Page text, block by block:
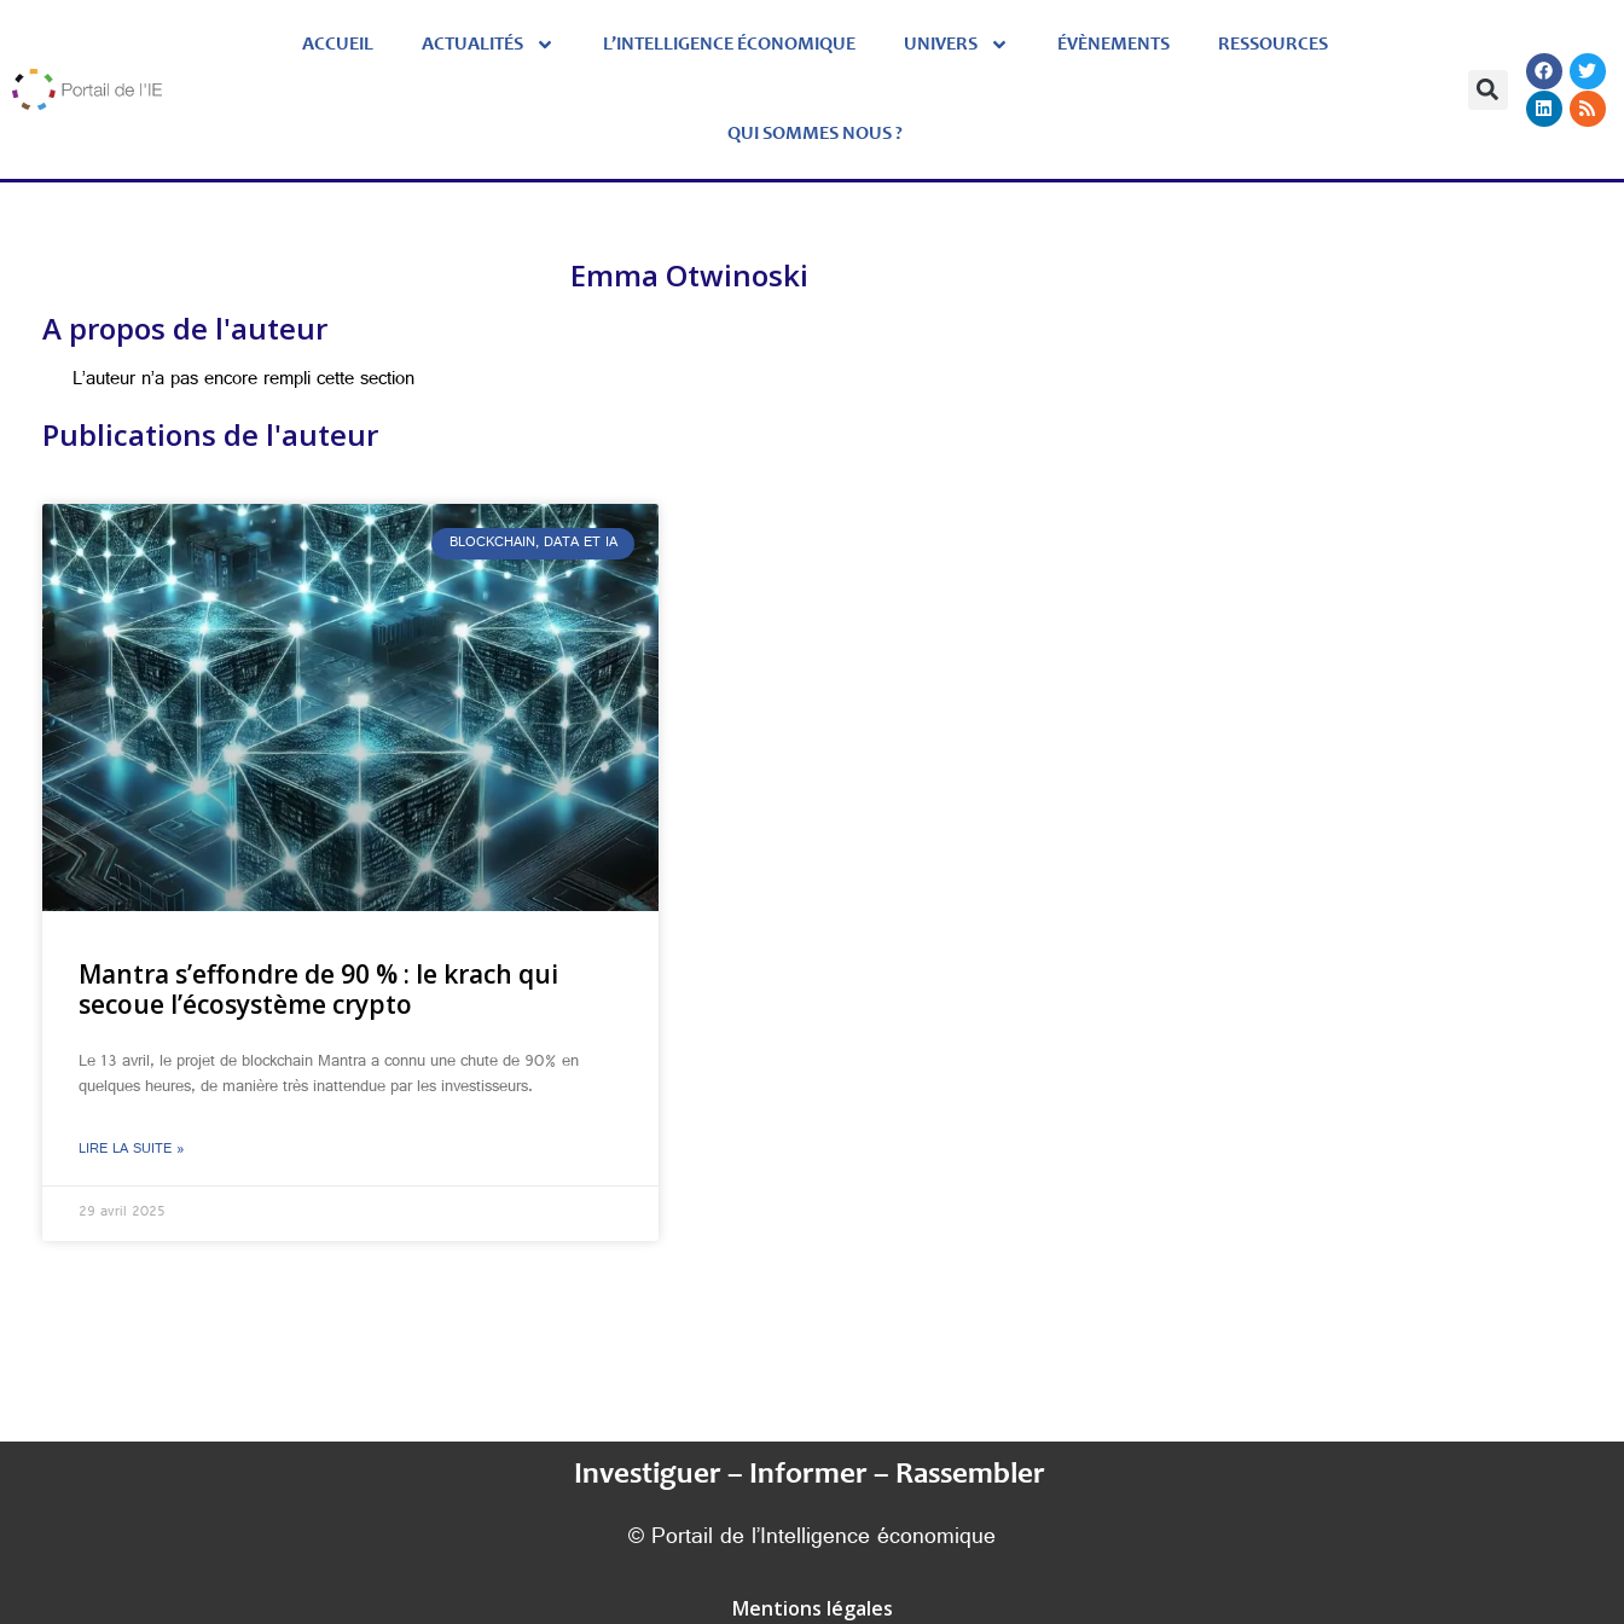
ACCUEIL ACTUALITÉS L’INTELLIGENCE ÉCONOMIQUE UNIVERS ÉVÈNEMENTS RESSOURCES
QUI SOMMES NOUS ?
Emma Otwinoski
A propos de l'auteur
L’auteur n’a pas encore rempli cette section
Publications de l'auteur
BLOCKCHAIN, DATA ET IA
Mantra s’effondre de 90 % : le krach qui
secoue l’écosystème crypto
Le 13 avril, le projet de blockchain Mantra a connu une chute de 90% en
quelques heures, de manière très inattendue par les investisseurs.
LIRE LA SUITE »
29 avril 2025
Investiguer – Informer – Rassembler
© Portail de l’Intelligence économique
Mentions légales